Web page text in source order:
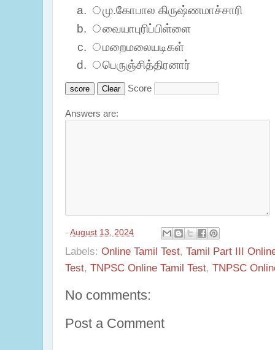
மு.கோபால கிருஷ்ணமாச்சாரி
வையாபுரிப்பிள்ளை
மறைமலையடிகள்
பெருஞ்சித்திரனார்
Score
Answers are:
- August 13, 2024
Labels: Online Tamil Test, Tamil Part III
Test, TNPSC Online Tamil Test, TNPSC
No comments:
Post a Comment